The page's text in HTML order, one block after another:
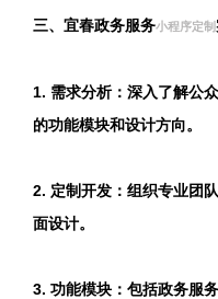
三、宜春政务服务小程序定制
1. 需求分析：深入了解公
的功能模块和设计方向。
2. 定制开发：组织专业团
面设计。
3. 功能模块：包括政务服